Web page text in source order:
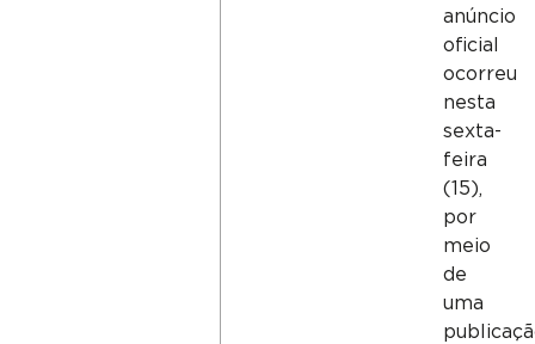
anúncio
oficial
ocorreu
nesta
sexta-
feira
(15),
por
meio
de
uma